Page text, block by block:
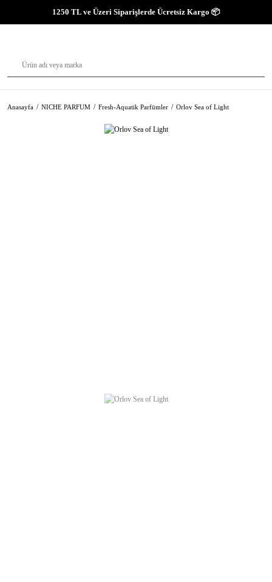
1250 TL ve Üzeri Siparişlerde Ücretsiz Kargo 📦
Anasayfa NICHE PARFUM Fresh-Aquatik Parfümler Orlov Sea of Light